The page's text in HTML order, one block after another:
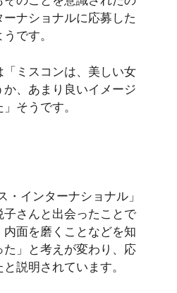
ナショナルに応募した
です。
「ミスコンは、美しい女
、あまり良いイメージ
そうです。
・インターナショナル」
さんと出会ったことで
内面を磨くことなどを知
た」と考えが変わり、応
説明されています。